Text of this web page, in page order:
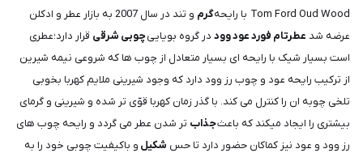
Tom Ford Oud Wood با رایحه
گرم
و تند در سال 2007 به بازار عطر و ادکلن
عرضه شد عطرتام فورد عود وود در گروه بویاییچوبی شرقی قرار دارد؛عطری
است بسیار شیک با رایحه ای بسیار متعادل از چوب ها که شروعی نیمه شیرین
از ترکیب رایحه عود و چوب رز وود دارد که وجود شیرینی ملایم کهربا بخوبی
تلخی چوبه ان را کنترل می کند. با گذر زمان کهربا قوّی تر شده و شیرینی و گرمای
بیشتری را ایجاد میکند که باعثجذاب تر شدن عطر می گردد و رایحه چوب های
رز وود و عود نیز کماکان حضور دارد تا حس شکیل و باکیفیت چوبی خود را به